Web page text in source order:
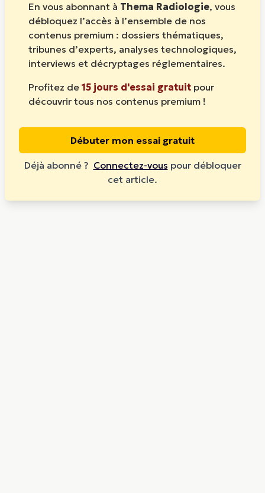
En vous abonnant à Thema Radiologie, vous
débloquez l’accès à l’ensemble de nos
contenus premium : dossiers thématiques,
tribunes d’experts, analyses technologiques,
interviews et décryptages réglementaires.
Profitez de 15 jours d'essai gratuit pour
découvrir tous nos contenus premium !
Débuter mon essai gratuit
Déjà abonné ? Connectez-vous pour débloquer
cet article.